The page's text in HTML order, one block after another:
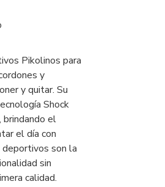
Pikolinos para
y
y quitar. Su
Shock
brindando el
el día con
deportivos son la
sin
calidad.